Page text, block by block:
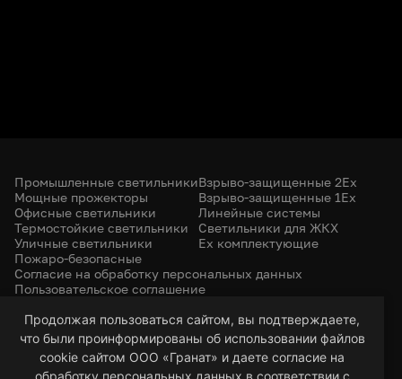
Продолжая пользоваться сайтом, вы подтверждаете,
что были проинформированы об использовании файлов
cookie сайтом ООО «Гранат» и даете согласие на
обработку персональных данных в соответствии с
Промышленные светильники
Мощные прожекторы
Офисные светильники
Термостойкие светильники
Уличные светильники
Пожаро-безопасные
Взрыво-защищенные 2Ex
Взрыво-защищенные 1Ex
Линейные системы
Светильники для ЖКХ
Ex комплектующие
Согласие на обработку персональных данных
Пользовательское соглашение
+7 (385) 299-31-31
led-22@bk.ru
г. Барнаул, 656053
ул. Северо-Западная, 57/99